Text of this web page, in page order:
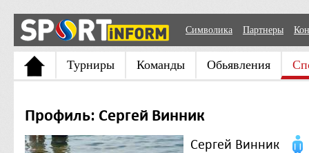
Символика Партнеры
Турниры Команды Обьявления
Профиль: Сергей Винник
Сергей Винник